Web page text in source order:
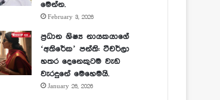
මෙන්න.
February 3, 2026
ප්‍රධාන ශිෂ්‍ය නායකයාගේ
‘අතිරේක’ පන්ති: ටීචර්ලා
හතර දෙනෙකුටම වැඩ
වැරදුනේ මෙහෙමයි.
January 26, 2026